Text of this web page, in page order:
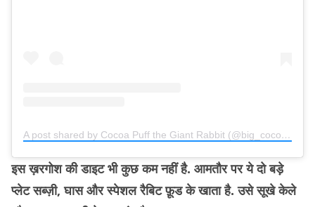
A post shared by Cocoa Puff the Giant Rabbit (@big_cocoa_puff)
इस ख़रगोश की डाइट भी कुछ कम नहीं है. आमतौर पर ये दो बड़े
प्लेट सब्ज़ी, घास और स्पेशल रैबिट फ़ूड के खाता है. उसे सूखे केले